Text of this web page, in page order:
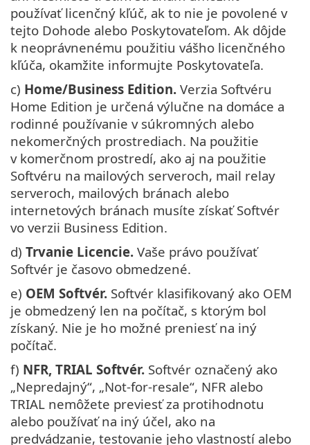
používať licenčný kľúč, ak to nie je povolené v
tejto Dohode alebo Poskytovateľom. Ak dôjde
k neoprávnenému použitiu vášho licenčného
kľúča, okamžite informujte Poskytovateľa.
c) Home/Business Edition. Verzia Softvéru
Home Edition je určená výlučne na domáce a
rodinné používanie v súkromných alebo
nekomerčných prostrediach. Na použitie
v komerčnom prostredí, ako aj na použitie
Softvéru na mailových serveroch, mail relay
serveroch, mailových bránach alebo
internetových bránach musíte získať Softvér
vo verzii Business Edition.
d) Trvanie Licencie. Vaše právo používať
Softvér je časovo obmedzené.
e) OEM Softvér. Softvér klasifikovaný ako OEM
je obmedzený len na počítač, s ktorým bol
získaný. Nie je ho možné preniesť na iný
počítač.
f) NFR, TRIAL Softvér. Softvér označený ako
„Nepredajný“, „Not-for-resale“, NFR alebo
TRIAL nemôžete previesť za protihodnotu
alebo používať na iný účel, ako na
predvádzanie, testovanie jeho vlastností alebo